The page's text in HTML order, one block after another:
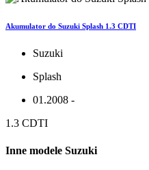
Akumulator do Suzuki Splash 1.3 CDTI
Suzuki
Splash
01.2008 -
1.3 CDTI
Inne modele Suzuki